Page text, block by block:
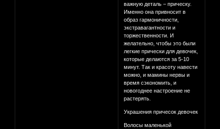
важную деталь − прическу.
Именно она привносит в
образ гармоничности,
экстравагантности и
торжественности. И
желательно, чтобы это были
легкие прически для девочек,
которые делаются за 5-10
минут. Так и красоту навести
можно, и мамины нервы и
время сэкономить, и
новогоднее настроение не
растерять.
Украшения причесок девочек
Волосы маленькой